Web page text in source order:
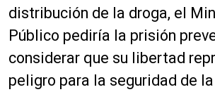
distribución de la droga, el
Público pediría la prisión
considerar que su libertad
peligro para la seguridad de